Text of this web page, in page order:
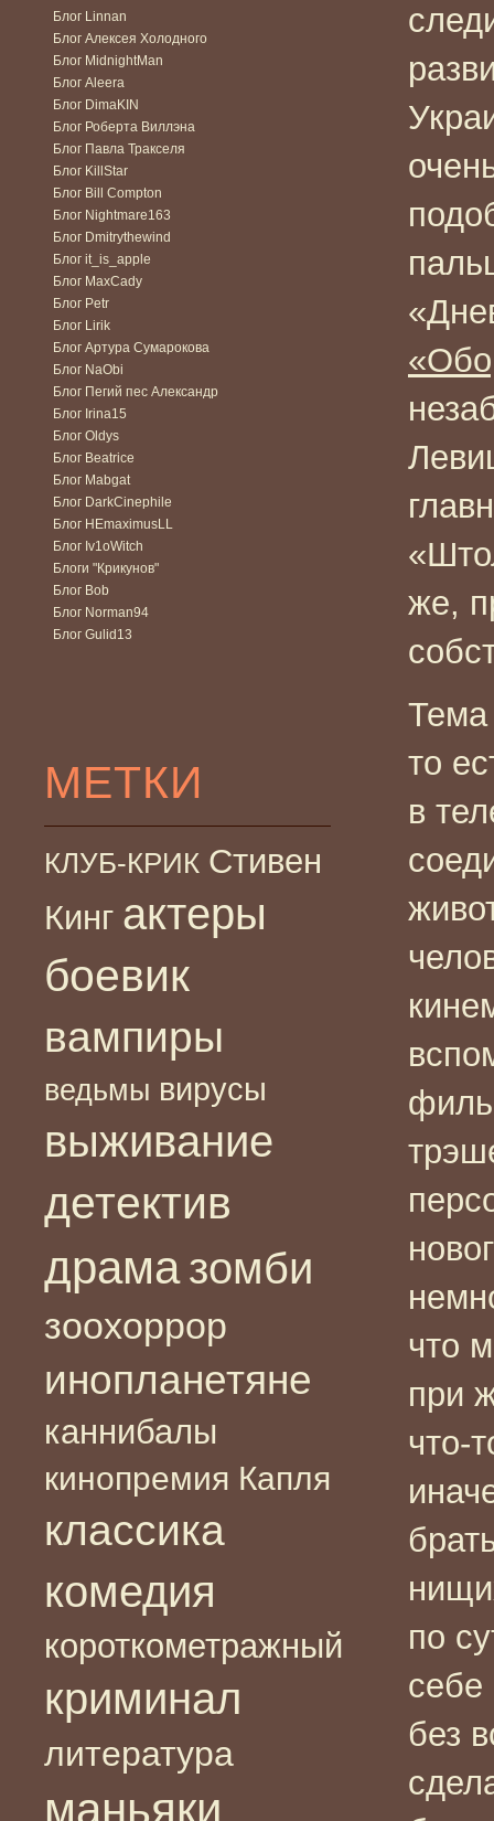
Блог Linnan
Блог Алексея Холодного
Блог MidnightMan
Блог Aleera
Блог DimaKIN
Блог Роберта Виллэна
Блог Павла Тракселя
Блог KillStar
Блог Bill Compton
Блог Nightmare163
Блог Dmitrythewind
Блог it_is_apple
Блог MaxCady
Блог Petr
Блог Lirik
Блог Артура Сумарокова
Блог NaObi
Блог Пегий пес Александр
Блог Irina15
Блог Oldys
Блог Beatrice
Блог Mabgat
Блог DarkCinephile
Блог HEmaximusLL
Блог Iv1oWitch
Блоги "Крикунов"
Блог Bob
Блог Norman94
Блог Gulid13
МЕТКИ
КЛУБ-КРИК Стивен
Кинг актеры
боевик
вампиры
ведьмы вирусы
выживание
детектив
драма зомби
зоохоррор
инопланетяне
каннибалы
кинопремия Капля
классика
комедия
короткометражный
криминал
литература
маньяки
же,
то
в
что
при
что-
по
себе
без